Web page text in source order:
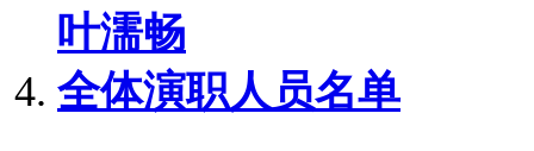
叶濡畅
全体演职人员名单